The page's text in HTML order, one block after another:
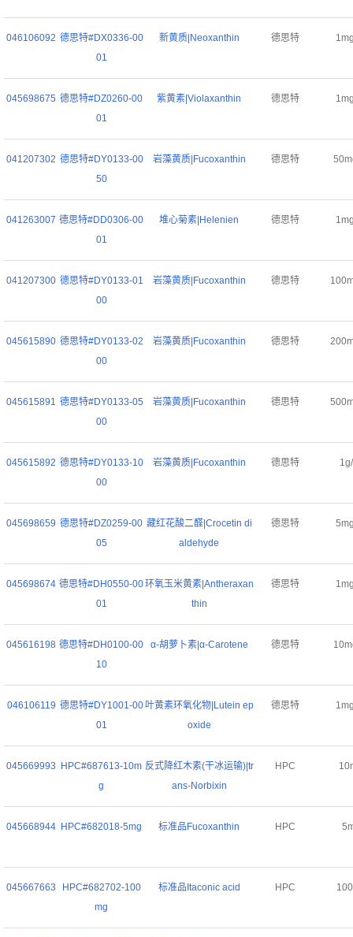
046106092 德思特#DX0336-00
01
新黄质|Neoxanthin 德思特
045698675 德思特#DZ0260-00
01
紫黄素|Violaxanthin 德思特
041207302 德思特#DY0133-00
50
岩藻黄质|Fucoxanthin 德思特
041263007 德思特#DD0306-00
01
堆心菊素|Helenien 德思特
041207300 德思特#DY0133-01
00
岩藻黄质|Fucoxanthin 德思特
045615890 德思特#DY0133-02
00
岩藻黄质|Fucoxanthin 德思特
045615891 德思特#DY0133-05
00
岩藻黄质|Fucoxanthin 德思特
045615892 德思特#DY0133-10
00
岩藻黄质|Fucoxanthin 德思特
045698659 德思特#DZ0259-00
05
藏红花酸二醛|Crocetin di
aldehyde
德思特
045698674 德思特#DH0550-00
01
环氧玉米黄素|Antheraxan
thin
德思特
045616198 德思特#DH0100-00
10
α-胡萝卜素|α-Carotene 德思特
046106119 德思特#DY1001-00
01
叶黄素环氧化物|Lutein ep
oxide
德思特
045669993
HPC#687613-10m
g
反式降红木素(干冰运输)|tr
ans-Norbixin
HPC
045668944 HPC#682018-5mg 标准品Fucoxanthin HPC
045667663
HPC#682702-100
mg
标准品Itaconic acid HPC